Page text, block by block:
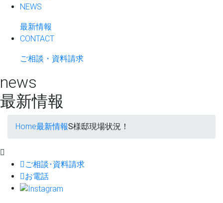
NEWS
最新情報
CONTACT
ご相談・資料請求
news
最新情報
Home最新情報S様邸現場状況！
ご相談･資料請求
お電話